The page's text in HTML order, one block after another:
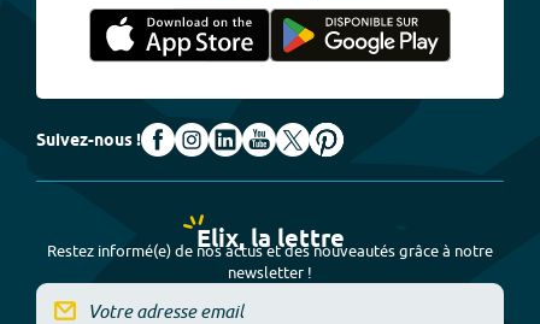
Suivez-nous !
Elix, la lettre
Restez informé(e) de nos actus et des nouveautés grâce à notre
newsletter !